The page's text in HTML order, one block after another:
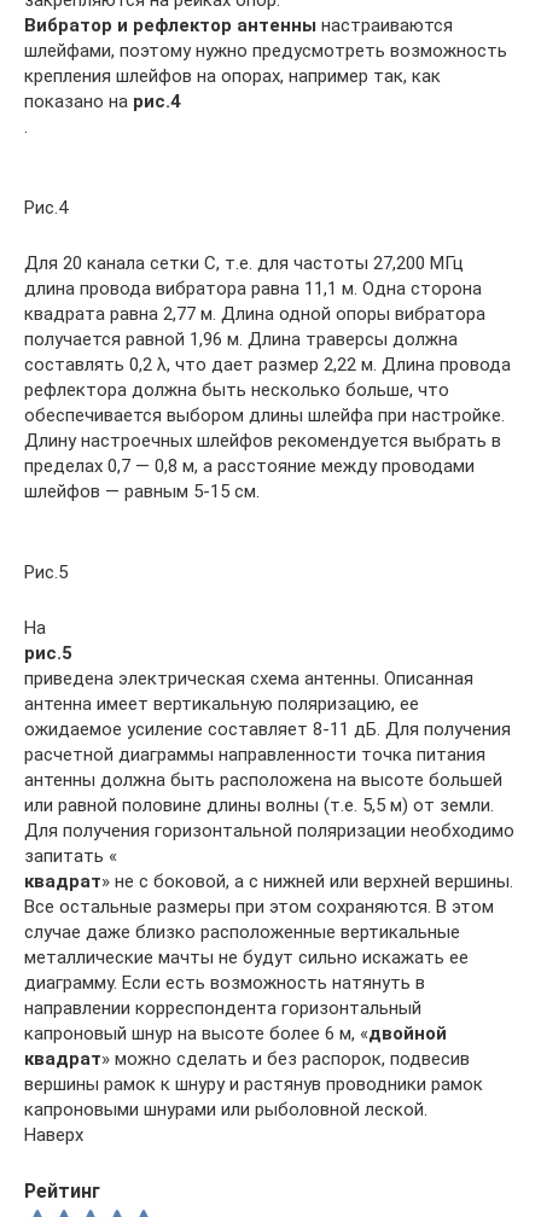
Вибратор и рефлектор антенны настраиваются
шлейфами, поэтому нужно предусмотреть возможность
крепления шлейфов на опорах, например так, как
показано на рис.4
Рис.4
Для 20 канала сетки С, т.е. для частоты 27,200 МГц
длина провода вибратора равна 11,1 м. Одна сторона
квадрата равна 2,77 м. Длина одной опоры вибратора
получается равной 1,96 м. Длина траверсы должна
составлять 0,2 λ, что дает размер 2,22 м. Длина провода
рефлектора должна быть несколько больше, что
обеспечивается выбором длины шлейфа при настройке.
Длину настроечных шлейфов рекомендуется выбрать в
пределах 0,7 — 0,8 м, а расстояние между проводами
шлейфов — равным 5-15 см.
Рис.5
На
рис.5
приведена электрическая схема антенны. Описанная
антенна имеет вертикальную поляризацию, ее
ожидаемое усиление составляет 8-11 дБ. Для получения
расчетной диаграммы направленности точка питания
антенны должна быть расположена на высоте большей
или равной половине длины волны (т.е. 5,5 м) от земли.
Для получения горизонтальной поляризации необходимо
запитать «
квадрат» не с боковой, а с нижней или верхней вершины.
Все остальные размеры при этом сохраняются. В этом
случае даже близко расположенные вертикальные
металлические мачты не будут сильно искажать ее
диаграмму. Если есть возможность натянуть в
направлении корреспондента горизонтальный
капроновый шнур на высоте более 6 м, «двойной
квадрат» можно сделать и без распорок, подвесив
вершины рамок к шнуру и растянув проводники рамок
капроновыми шнурами или рыболовной леской.
Наверх
Рейтинг